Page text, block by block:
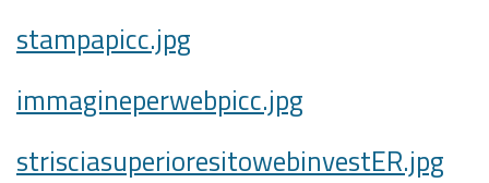
stampapicc.jpg
immagineperwebpicc.jpg
strisciasuperioresitowebinvestER.jpg